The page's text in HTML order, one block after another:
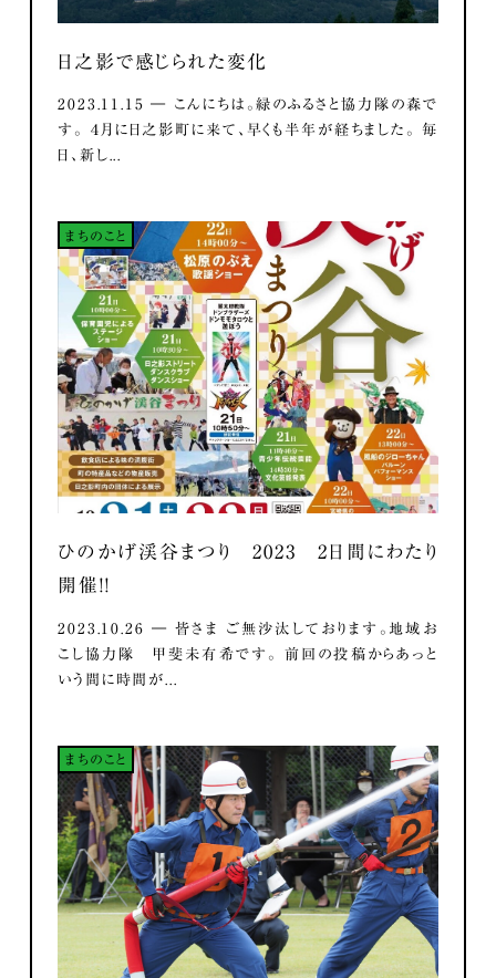
日之影で感じられた変化
2023.11.15 ― こんにちは。緑のふるさと協力隊の森で
す。 ４月に日之影町に来て、早くも半年が経ちました。 毎
日、新し...
まちのこと
ひのかげ渓谷まつり 2023 2日間にわたり
開催！！
2023.10.26 ― 皆さま ご無沙汰しております。地域お
こし協力隊 甲斐未有希です。 前回の投稿からあっと
いう間に時間が...
まちのこと